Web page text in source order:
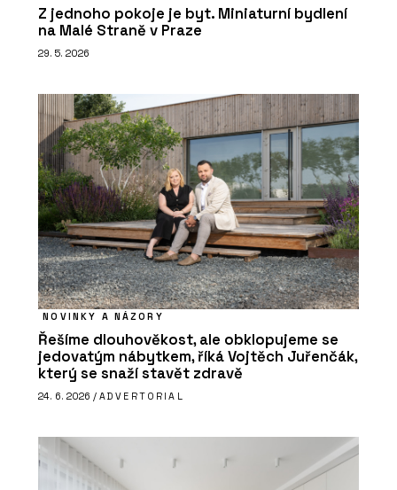
Z jednoho pokoje je byt. Miniaturní bydlení
na Malé Straně v Praze
29. 5. 2026
NOVINKY A NÁZORY
Řešíme dlouhověkost, ale obklopujeme se
jedovatým nábytkem, říká Vojtěch Juřenčák,
který se snaží stavět zdravě
24. 6. 2026 / ADVERTORIAL